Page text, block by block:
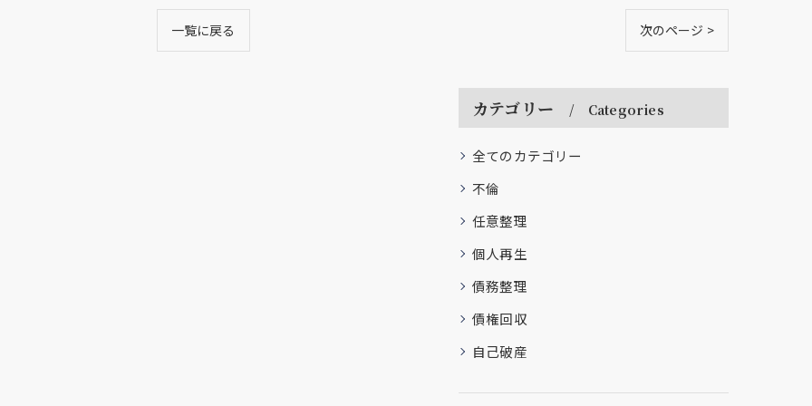
一覧に戻る 次のページ >
カテゴリー Categories
全てのカテゴリー
不倫
任意整理
個人再生
債務整理
債権回収
自己破産